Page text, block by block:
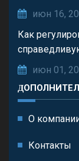
июн 16,
Как
июн 01,
О
Контакты